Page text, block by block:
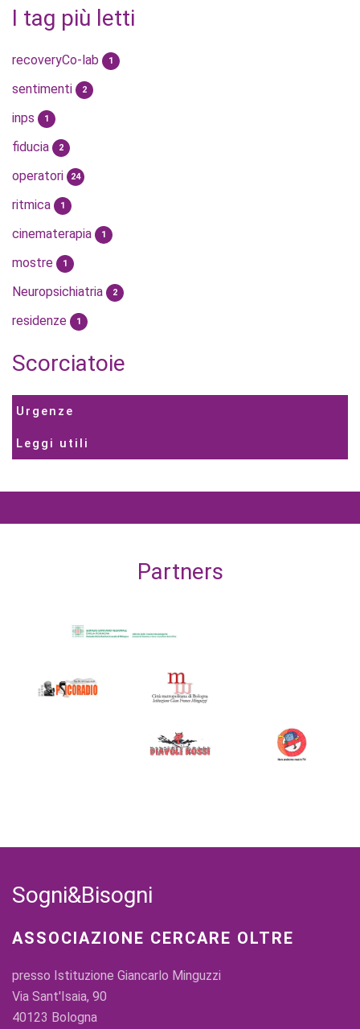
I tag più letti
recoveryCo-lab 1
sentimenti 2
inps 1
fiducia 2
operatori 24
ritmica 1
cinematerapia 1
mostre 1
Neuropsichiatria 2
residenze 1
Scorciatoie
Urgenze
Leggi utili
Partners
Sogni&Bisogni
ASSOCIAZIONE CERCARE OLTRE
presso Istituzione Giancarlo Minguzzi
Via Sant'Isaia, 90
40123 Bologna